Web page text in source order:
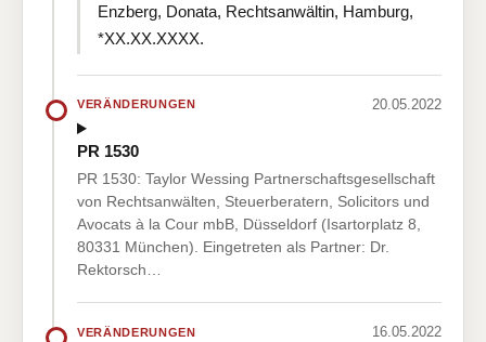
Enzberg, Donata, Rechtsanwältin, Hamburg,
*XX.XX.XXXX.
VERÄNDERUNGEN 20.05.2022
PR 1530
PR 1530: Taylor Wessing Partnerschaftsgesellschaft
von Rechtsanwälten, Steuerberatern, Solicitors und
Avocats à la Cour mbB, Düsseldorf (Isartorplatz 8,
80331 München). Eingetreten als Partner: Dr.
Rektorsch…
VERÄNDERUNGEN 16.05.2022